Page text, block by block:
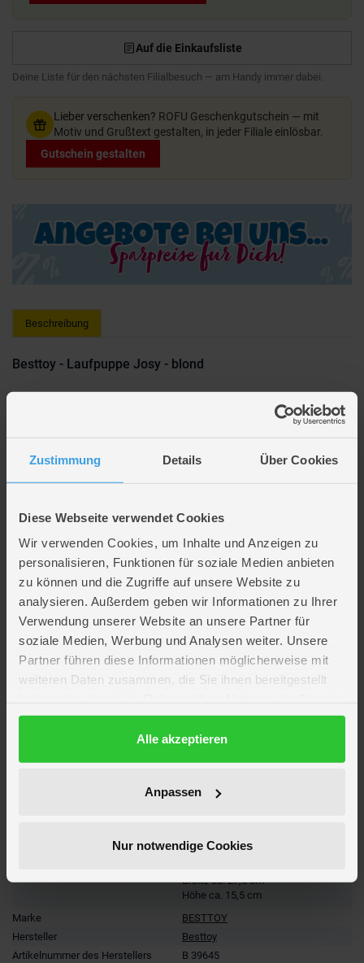
Zustimmung Details Über Cookies
Diese Webseite verwendet Cookies
Wir verwenden Cookies, um Inhalte und Anzeigen zu
personalisieren, Funktionen für soziale Medien anbieten
zu können und die Zugriffe auf unsere Website zu
analysieren. Außerdem geben wir Informationen zu Ihrer
Verwendung unserer Website an unsere Partner für
soziale Medien, Werbung und Analysen weiter. Unsere
Partner führen diese Informationen möglicherweise mit
weiteren Daten zusammen, die Sie ihnen bereitgestellt
gesammelt haben.
DatenschutzerklärungAlle akzeptieren
Anpassen
Nur notwendige Cookies
Auf die Einkaufsliste
Deine Liste für den nächsten Filialbesuch — am Handy immer dabei.
Lieber verschenken? ROFU Geschenkgutschein — mit
Motiv und Grußtext gestalten, in jeder Filiale einlösbar.
Gutschein gestalten
Beschreibung
Besttoy - Laufpuppe Josy - blond
Die hübsche Laufpuppe heißt Josy und hat ein tolles Outfit an. Die langen
blonden Haare, sind ideal um ihr tolle Frisuren zu zaubern. Sie ist ca. 86
automatisch nach vorne und sie läuft mit dir.
Inhalt:
1 x Puppe
1 x Kleid
1 x Leggins
1 x Paar Schuhe
Puppengröße: ca. 86 cm
Altersempfehlung: ab 3 Jahren
Hersteller: Besttoy
Hersteller-Artikelnr.: B 39645
Erlebe die vielfältige Welt derPuppen– von Babypuppen mit
realistischen Funktionen bis hin zu zauberhaften Mini-Prinzessinnen –
finde das perfekte Spielzeug für jedes Kind.
ab 3 Jahre
Breite ca. 27,5 cm
Höhe ca. 15,5 cm
Marke
BESTTOY
Hersteller
Besttoy
Artikelnummer des Herstellers
B 39645